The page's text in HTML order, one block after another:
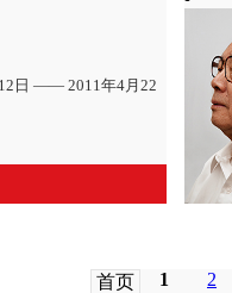
12日 —— 2011年4月22
首页 1
2